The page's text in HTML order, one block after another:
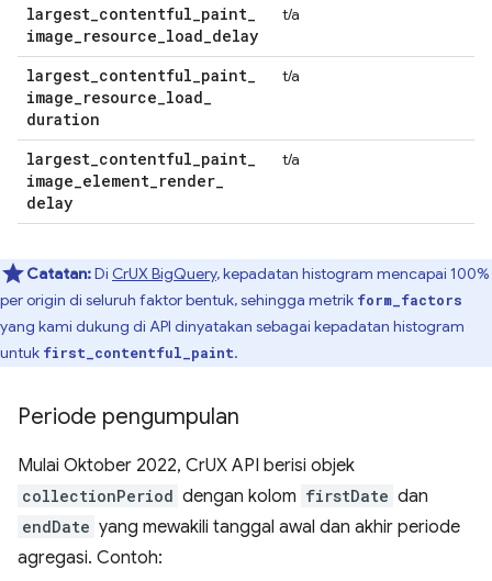
largest_contentful_paint_
image_resource_load_delay
t/a
largest_contentful_paint_
image_resource_load_
duration
t/a
largest_contentful_paint_
image_element_render_
delay
t/a
Catatan:Di CrUX BigQuery, kepadatan histogram mencapai 100%
per origin di seluruh faktor bentuk, sehingga metrik form_factors
yang kami dukung di API dinyatakan sebagai kepadatan histogram
untuk first_contentful_paint.
Periode pengumpulan
Mulai Oktober 2022, CrUX API berisi objek
collectionPeriod dengan kolom firstDate dan
endDate yang mewakili tanggal awal dan akhir periode
agregasi. Contoh: